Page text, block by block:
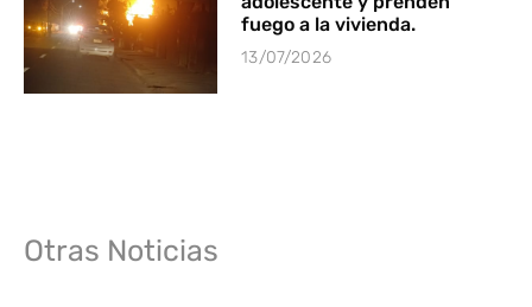
fuego a la vivienda.
13/07/2026
Otras Noticias